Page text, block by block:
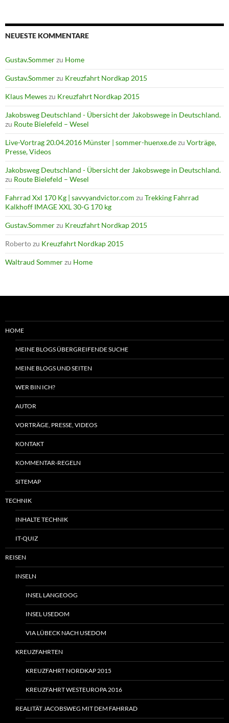
NEUESTE KOMMENTARE
Gustav.Sommerzu Home
Gustav.Sommerzu Kreuzfahrt Nordkap 2015
Klaus Meweszu Kreuzfahrt Nordkap 2015
Jakobsweg Deutschland - Übersicht der Jakobswege in Deutschland.
zu Route Bielefeld – Wesel
Live-Vortrag 20.04.2016 Münster | sommer-huenxe.dezu Vorträge,
Presse, Videos
Jakobsweg Deutschland - Übersicht der Jakobswege in Deutschland.
zu Route Bielefeld – Wesel
Fahrrad Xxl 170 Kg | savvyandvictor.com zu Trekking Fahrrad
Kalkhoff IMAGE XXL 30-G 170 kg
Gustav.Sommerzu Kreuzfahrt Nordkap 2015
Robertozu Kreuzfahrt Nordkap 2015
Waltraud Sommerzu Home
HOME
MEINE BLOGS ÜBERGREIFENDE SUCHE
MEINE BLOGS UND SEITEN
WER BIN ICH?
AUTOR
VORTRÄGE, PRESSE, VIDEOS
KONTAKT
KOMMENTAR-REGELN
SITEMAP
TECHNIK
INHALTE TECHNIK
IT-QUIZ
REISEN
INSELN
INSEL LANGEOOG
INSEL USEDOM
VIA LÜBECK NACH USEDOM
KREUZFAHRTEN
KREUZFAHRT NORDKAP 2015
KREUZFAHRT WESTEUROPA 2016
REALITÄT JACOBSWEG MIT DEM FAHRRAD